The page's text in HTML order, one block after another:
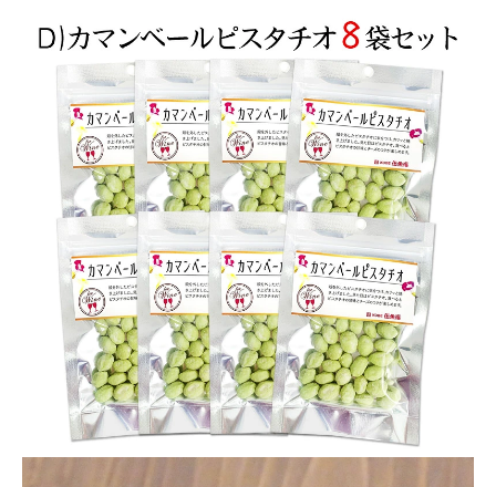
お酒別オススメ
価格別
お問い合わせ
ご利用ガイド
直営店